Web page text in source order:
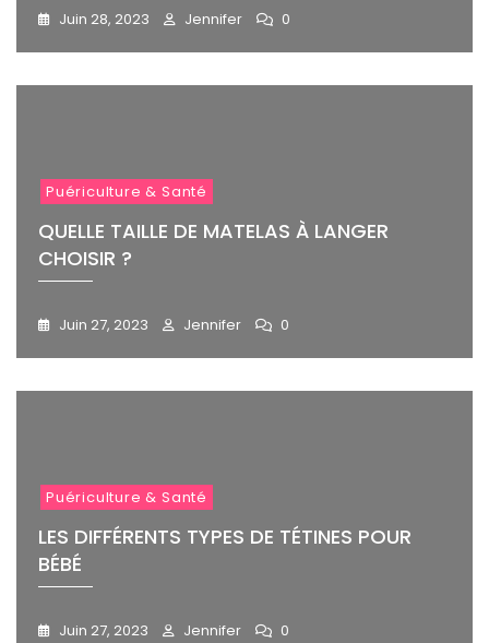
Juin 28, 2023 Jennifer 0
Puériculture & Santé
QUELLE TAILLE DE MATELAS À LANGER
CHOISIR ?
Juin 27, 2023 Jennifer 0
Puériculture & Santé
LES DIFFÉRENTS TYPES DE TÉTINES POUR
BÉBÉ
Juin 27, 2023 Jennifer 0